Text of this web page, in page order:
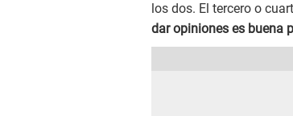
los dos. El tercero o
dar opiniones es buena